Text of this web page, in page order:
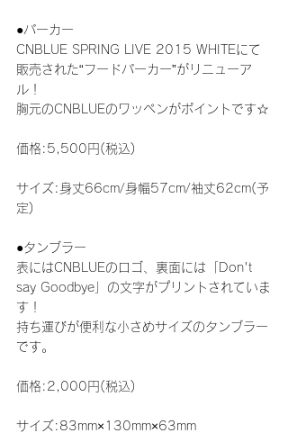
●パーカー
CNBLUE SPRING LIVE 2015 WHITEにて
販売された“フードパーカー”がリニューア
ル！
胸元のCNBLUEのワッペンがポイントです☆
価格:5,500円(税込)
サイズ:身丈66cm/身幅57cm/袖丈62cm(予
定)
●タンブラー
表にはCNBLUEのロゴ、裏面には「Don't
say Goodbye」の文字がプリントされていま
す！
持ち運びが便利な小さめサイズのタンブラー
です。
価格:2,000円(税込)
サイズ:83mm×130mm×63mm